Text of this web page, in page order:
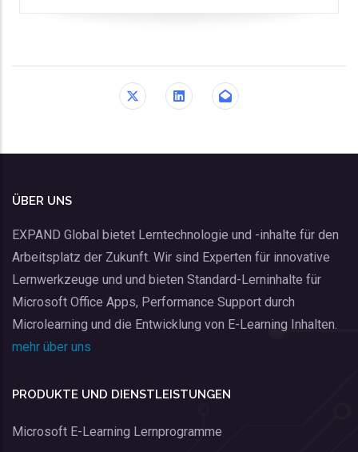
ÜBER UNS
EXPAND Global bietet Lerntechnologie und -inhalte für den
Arbeitsplatz der Zukunft. Wir sind Experten für innovative
Lernwerkzeuge und und bieten Standard-Lerninhalte für
Microsoft Office Apps, Performance Support durch
Microlearning und die Entwicklung von E-Learning Inhalten.
mehr über uns
PRODUKTE UND DIENSTLEISTUNGEN
Microsoft E-Learning Lernprogramme